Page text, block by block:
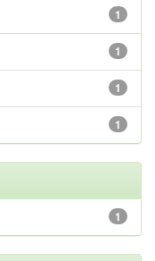
1
1
1
1
1